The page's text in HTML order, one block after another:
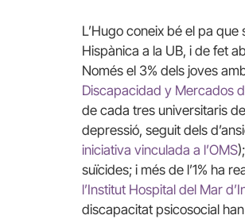
L’Hugo coneix bé el pa
Hispànica a la UB, i de fet
Només el 3% dels joves
Discapacidad y Mercados
de cada tres universitaris
depressió, seguit dels
iniciativa vinculada a l’OMS
suïcides; i més de l’1% ha
l’Institut Hospital del Mar
discapacitat psicosocial